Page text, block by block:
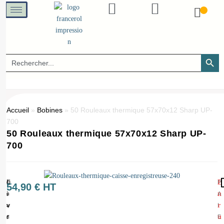
Search
for:
SEARCH
Accueil » Bobines » 50 Rouleaux thermique 57x70x12 Sharp UP-
700
50 Rouleaux thermique 57x70x12 Sharp UP-
700
Q
u
a
n
(
1
=
5
L
i
v
r
54,90€ HT
E
n
r
u
P
A
I
E